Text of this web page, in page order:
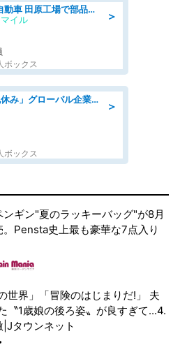
＞
寮費無料/トヨタ自動車 田原工場で部品の組立製造/tutumi
イル
ボックス
＞
9月開始/「土日祝休み」グローバル企業での産業保健のお仕事/保健師/高時給/残業なし/服装自由
ボックス
ギン"夏のラッキーバッグ"が8月
。Pensta史上最も豪華な7点入り
世界」「冒険のはじまりだ!」 夫
〝1歳娘の後ろ姿〟が良すぎて...4.
|Jタウンネット